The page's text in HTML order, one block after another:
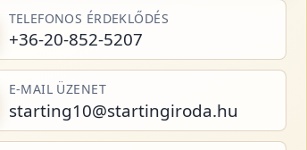
TELEFONOS ÉRDEKLŐDÉS
+36-20-852-5207
E-MAIL ÜZENET
starting10@startingiroda.hu